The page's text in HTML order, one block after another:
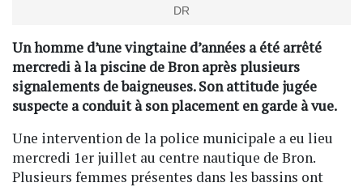
DR
Un homme d’une vingtaine d’années a été arrêté
mercredi à la piscine de Bron après plusieurs
signalements de baigneuses. Son attitude jugée
suspecte a conduit à son placement en garde à vue.
Une intervention de la police municipale a eu lieu
mercredi 1er juillet au centre nautique de Bron.
Plusieurs femmes présentes dans les bassins ont